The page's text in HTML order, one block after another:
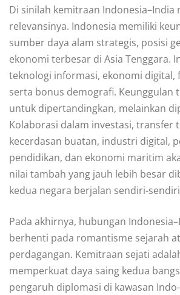
Di sinilah kemitraan Indonesia–India
relevansinya. Indonesia memiliki
sumber daya alam strategis, posisi
ekonomi terbesar di Asia Tenggara.
teknologi informasi, ekonomi digital,
serta bonus demografi. Keunggulan
untuk dipertandingkan, melainkan
Kolaborasi dalam investasi, transfer
kecerdasan buatan, industri digital,
pendidikan, dan ekonomi maritim
nilai tambah yang jauh lebih besar
kedua negara berjalan sendiri-
Pada akhirnya, hubungan
berhenti pada romantisme sejarah
perdagangan. Kemitraan sejati
memperkuat daya saing kedua
pengaruh diplomasi di kawasan